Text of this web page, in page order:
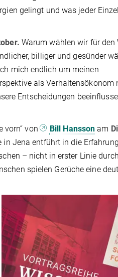
gelingt und was jeder
Warum wählen wir für den
billiger und gesünder
mich endlich um meinen
als Verhaltensökonom
Entscheidungen
vorn“ von
Bill Hansson am
Jena entführt in die
– nicht in erster Linie
spielen Gerüche eine